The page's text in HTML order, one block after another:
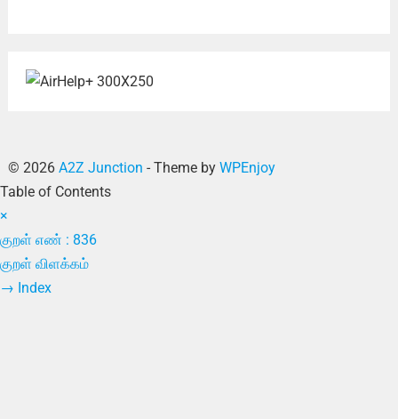
© 2026 A2Z Junction - Theme by WPEnjoy
Table of Contents
×
குறள் எண் : 836
குறள் விளக்கம்
→ Index